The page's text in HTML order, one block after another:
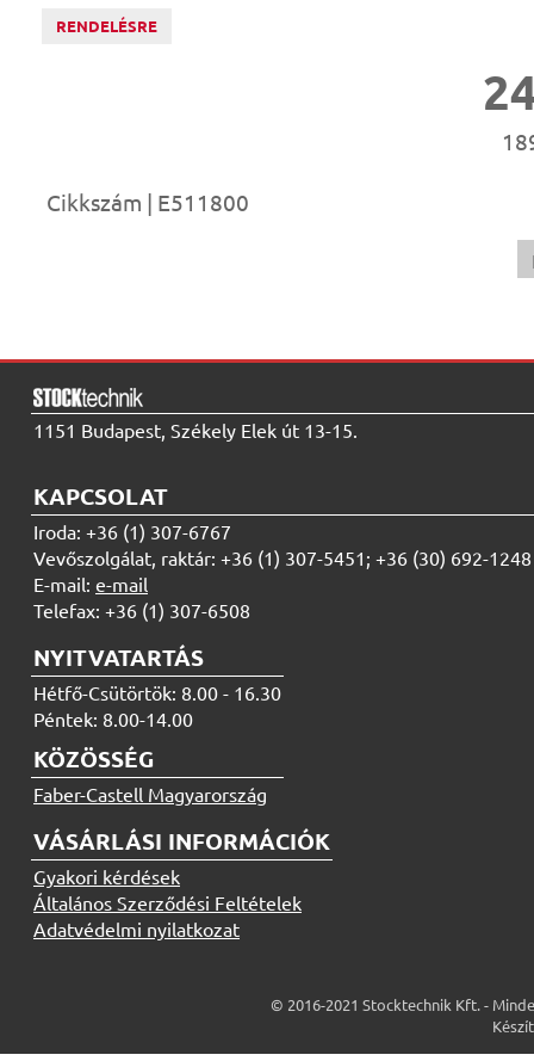
RENDELÉSRE
Cikkszám | E511800
1151 Budapest, Székely Elek út 13-15.
KAPCSOLAT
Iroda: +36 (1) 307-6767
Vevőszolgálat, raktár: +36 (1) 307-5451; +36 (30) 692-1248
E-mail: e-mail
Telefax: +36 (1) 307-6508
NYITVATARTÁS
Hétfő-Csütörtök: 8.00 - 16.30
Péntek: 8.00-14.00
KÖZÖSSÉG
Faber-Castell Magyarország
VÁSÁRLÁSI INFORMÁCIÓK
Gyakori kérdések
Általános Szerződési Feltételek
Adatvédelmi nyilatkozat
© 2016-2021 Stocktechnik Kft. -